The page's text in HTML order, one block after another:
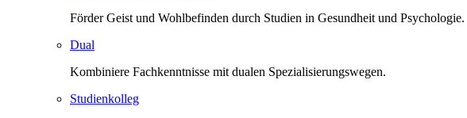
Förder Geist und Wohlbefinden durch Studien in Gesundheit und Psychologie.
Dual
Kombiniere Fachkenntnisse mit dualen Spezialisierungswegen.
Studienkolleg